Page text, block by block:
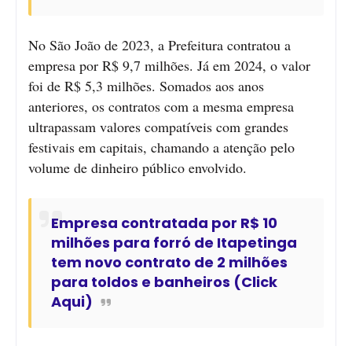
No São João de 2023, a Prefeitura contratou a
empresa por R$ 9,7 milhões. Já em 2024, o valor
foi de R$ 5,3 milhões. Somados aos anos
anteriores, os contratos com a mesma empresa
ultrapassam valores compatíveis com grandes
festivais em capitais, chamando a atenção pelo
volume de dinheiro público envolvido.
Empresa contratada por R$ 10
milhões para forró de Itapetinga
tem novo contrato de 2 milhões
para toldos e banheiros (Click
Aqui)